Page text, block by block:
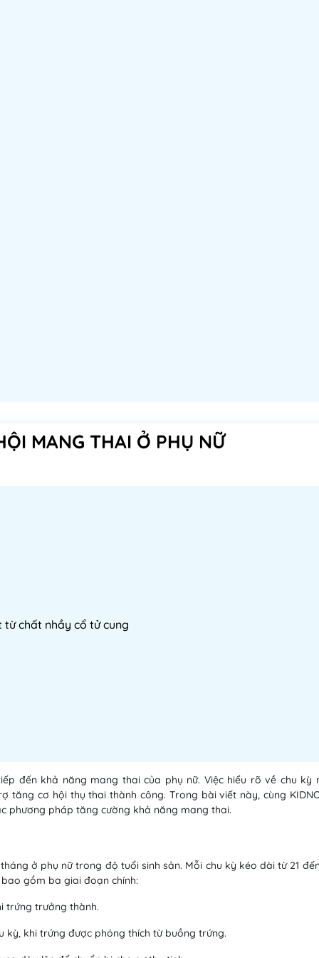
MANG THAI Ở PHỤ NỮ
chất nhầy cổ tử cung
đến khả năng mang thai của phụ nữ. Việc hiểu rõ về chu kỳ
cơ hội thụ thai thành công. Trong bài viết này, cùng
phương pháp tăng cường khả năng mang thai.
ở phụ nữ trong độ tuổi sinh sản. Mỗi chu kỳ kéo dài từ 21
gồm ba giai đoạn chính:
trứng trưởng thành.
kỳ, khi trứng được phóng thích từ buồng trứng.